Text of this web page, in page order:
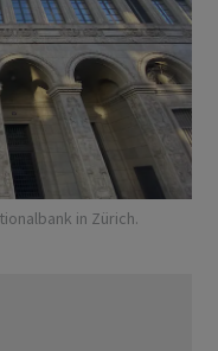
in Zürich.